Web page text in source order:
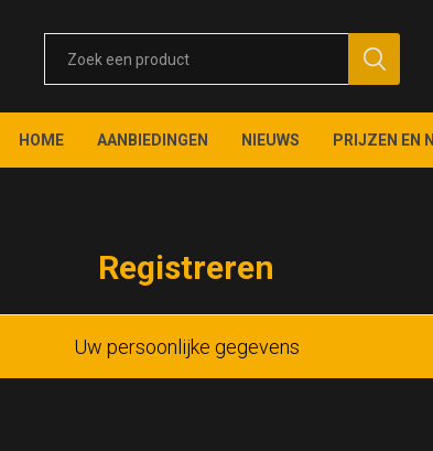
HOME AANBIEDINGEN NIEUWS PRIJZEN EN
Registreren
Uw persoonlijke gegevens